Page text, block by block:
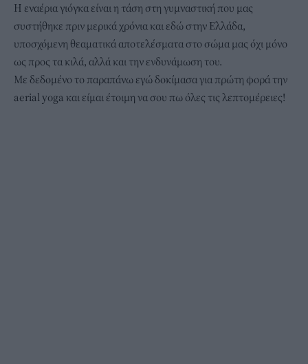
Η εναέρια γιόγκα είναι η τάση στη γυμναστική που μας
συστήθηκε πριν μερικά χρόνια και εδώ στην Ελλάδα,
υποσχόμενη θεαματικά αποτελέσματα στο σώμα μας όχι μόνο
ως προς τα κιλά, αλλά και την ενδυνάμωση του.
Με δεδομένο το παραπάνω εγώ δοκίμασα για πρώτη φορά την
aerial yoga και είμαι έτοιμη να σου πω όλες τις λεπτομέρειες!